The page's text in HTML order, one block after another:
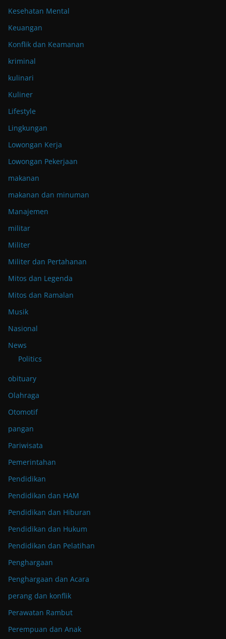
Kesehatan Mental
Keuangan
Konflik dan Keamanan
kriminal
kulinari
Kuliner
Lifestyle
Lingkungan
Lowongan Kerja
Lowongan Pekerjaan
makanan
makanan dan minuman
Manajemen
militar
Militer
Militer dan Pertahanan
Mitos dan Legenda
Mitos dan Ramalan
Musik
Nasional
News
Politics
obituary
Olahraga
Otomotif
pangan
Pariwisata
Pemerintahan
Pendidikan
Pendidikan dan HAM
Pendidikan dan Hiburan
Pendidikan dan Hukum
Pendidikan dan Pelatihan
Penghargaan
Penghargaan dan Acara
perang dan konflik
Perawatan Rambut
Perempuan dan Anak